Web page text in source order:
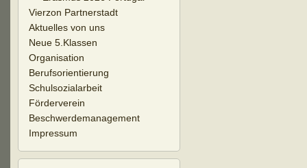
Vierzon Partnerstadt
Aktuelles von uns
Neue 5.Klassen
Organisation
Berufsorientierung
Schulsozialarbeit
Förderverein
Beschwerdemanagement
Impressum